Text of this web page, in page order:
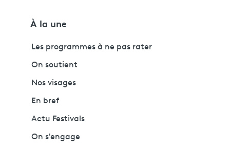
À la une
Les programmes à ne pas rater
On soutient
Nos visages
En bref
Actu Festivals
On s'engage